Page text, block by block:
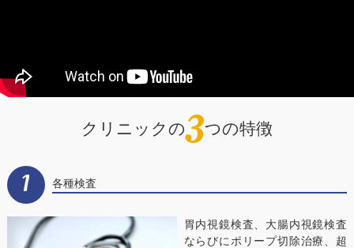
クリニックの3つの特徴
1 各種検査
胃内視鏡検査、大腸内視鏡検査
ならびにポリープ切除治療、超